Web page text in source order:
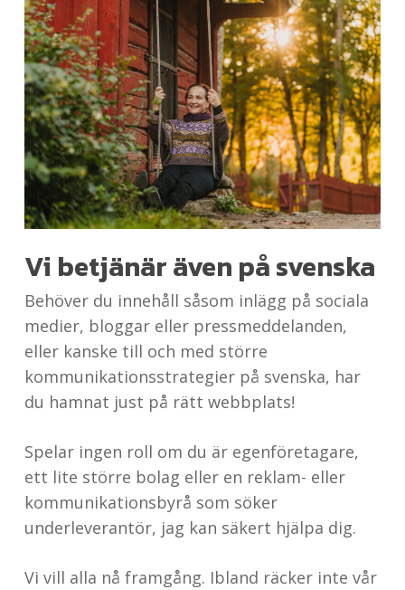
Vi betjänär även på svenska
Behöver du innehåll såsom inlägg på sociala
medier, bloggar eller pressmeddelanden,
eller kanske till och med större
kommunikationsstrategier på svenska, har
du hamnat just på rätt webbplats!
Spelar ingen roll om du är egenföretagare,
ett lite större bolag eller en reklam- eller
kommunikationsbyrå som söker
underleverantör, jag kan säkert hjälpa dig.
Vi vill alla nå framgång. Ibland räcker inte vår